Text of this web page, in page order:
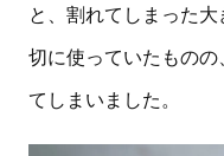
と、割れてしまった
切に使っていたもの
てしまいました。